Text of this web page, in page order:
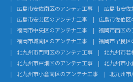
広島市安佐南区のアンテナ工事
広島市安
広島市安芸区のアンテナ工事
広島市佐伯
福岡市中央区のアンテナ工事
福岡市西区
福岡市城南区のアンテナ工事
福岡市早良
北九州市門司区のアンテナ工事
北九州市若
北九州市戸畑区のアンテナ工事
北九州市小
北九州市小倉南区のアンテナ工事
北九州市